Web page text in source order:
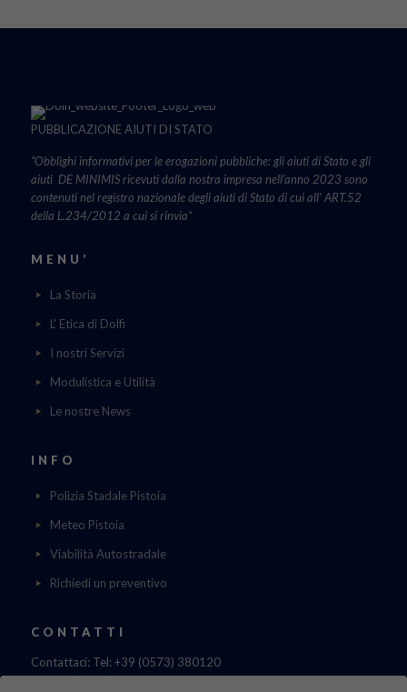
PUBBLICAZIONE AIUTI DI STATO
“Obblighi informativi per le erogazioni pubbliche: gli aiuti di Stato e gli
aiuti DE MINIMIS ricevuti dalla nostra impresa nell’anno 2023 sono
contenuti nel registro nazionale degli aiuti di Stato di cui all’ ART.52
della L.234/2012 a cui si rinvia“
MENU’
La Storia
L' Etica di Dolfi
I nostri Servizi
Modulistica e Utilità
Le nostre News
INFO
Polizia Stadale Pistoia
Meteo Pistoia
Viabilità Autostradale
Richiedi un preventivo
CONTATTI
Contattaci: Tel: +39 (0573) 380120
Fax: 39 (0573) 985420